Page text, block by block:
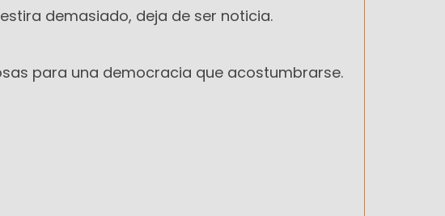
demasiado, deja de ser noticia.
para una democracia que acostumbrarse.